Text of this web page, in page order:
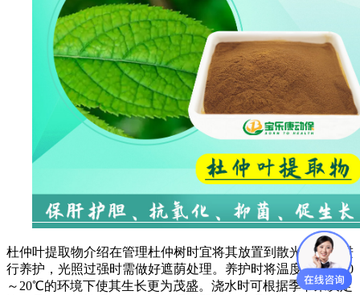
杜仲叶提取物介绍在管理杜仲树时宜将其放置到散光的地方进
行养护，光照过强时需做好遮荫处理。养护时将温度控制在10
～20℃的环境下使其生长更为茂盛。浇水时可根据季节来决定